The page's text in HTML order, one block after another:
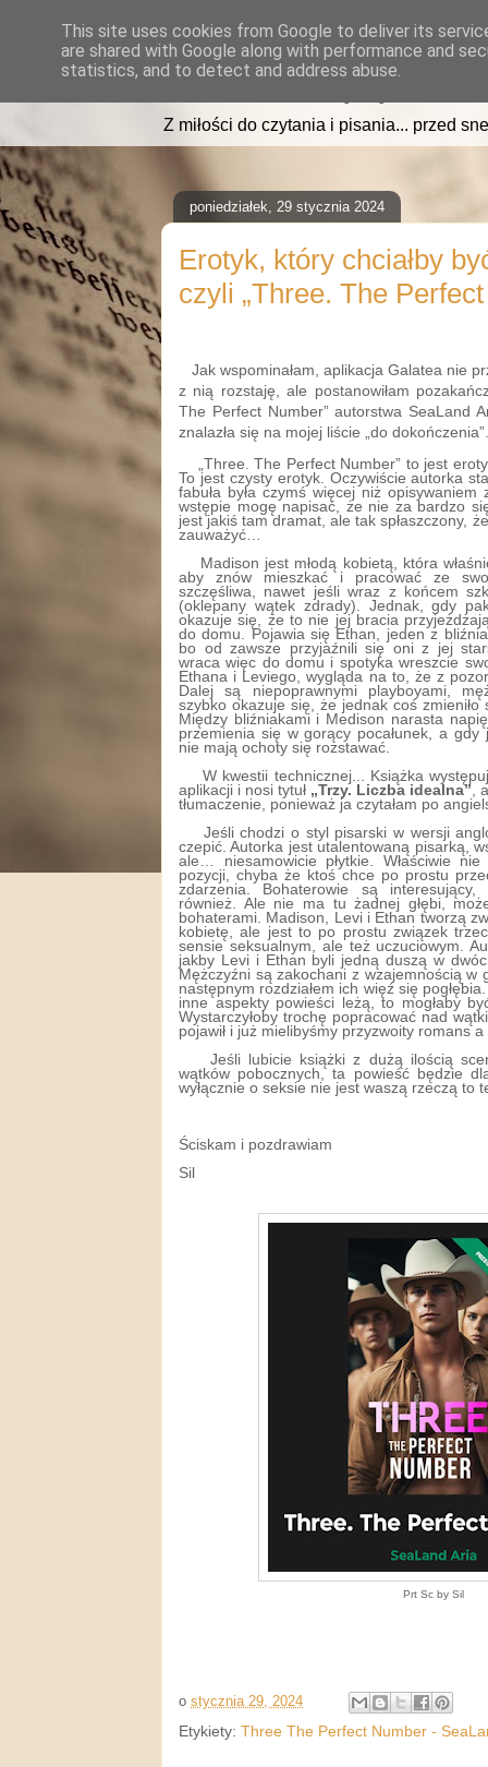
read2sleep.pl
Z miłości do czytania i pisania... przed
poniedziałek, 29 stycznia 2024
Erotyk, który chciałby
czyli „Three. The
Jak wspominałam, aplikacja Galatea nie
z nią rozstaję, ale postanowiłam
The Perfect Number” autorstwa SeaLand
znalazła się na mojej liście „do dokończenia”.
„Three. The Perfect Number” to jest
To jest czysty erotyk. Oczywiście autorka
fabuła była czymś więcej niż
wstępie mogę napisać, że nie za bardzo
jest jakiś tam dramat, ale tak spłaszczony,
zauważyć…
Madison jest młodą kobietą, która
aby znów mieszkać i pracować ze
szczęśliwa, nawet jeśli wraz z końcem
(oklepany wątek zdrady). Jednak, gdy
okazuje się, że to nie jej bracia
do domu. Pojawia się Ethan, jeden z
bo od zawsze przyjaźnili się oni z jej
wraca więc do domu i spotyka wreszcie
Ethana i Leviego, wygląda na to, że z
Dalej są niepoprawnymi playboyami,
szybko okazuje się, że jednak coś zmieniło
Między bliźniakami i Medison narasta
przemienia się w gorący pocałunek, a
nie mają ochoty się rozstawać.
W kwestii technicznej... Książka
aplikacji i nosi tytuł „Trzy. Liczba idealna”,
tłumaczenie, ponieważ ja czytałam po
Jeśli chodzi o styl pisarski w wersji
czepić. Autorka jest utalentowaną pisarką,
ale… niesamowicie płytkie. Właściwie
pozycji, chyba że ktoś chce po prostu
zdarzenia. Bohaterowie są
również. Ale nie ma tu żadnej głębi,
bohaterami. Madison, Levi i Ethan tworzą
kobietę, ale jest to po prostu związek
sensie seksualnym, ale też uczuciowym.
jakby Levi i Ethan byli jedną duszą w
Mężczyźni są zakochani z wzajemnością w
następnym rozdziałem ich więź się
inne aspekty powieści leżą, to mogłaby
Wystarczyłoby trochę popracować nad
pojawił i już mielibyśmy przyzwoity romans
Jeśli lubicie książki z dużą ilością
wątków pobocznych, ta powieść będzie
wyłącznie o seksie nie jest waszą rzeczą to
Ściskam i pozdrawiam
Sil
Prt Sc by Sil
o stycznia 29, 2024
Etykiety: Three The Perfect Number -
This site uses cookies from Google to deliver its
are shared with Google along with performance and
statistics, and to detect and address abuse.